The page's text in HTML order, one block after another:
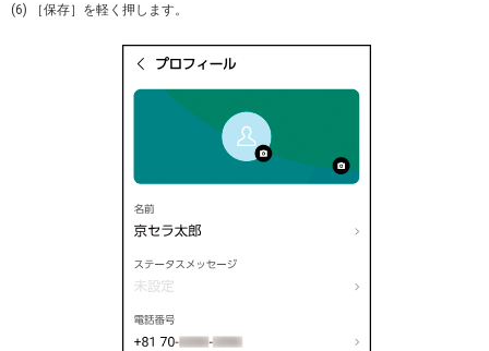
(6) ［保存］を軽く押します。